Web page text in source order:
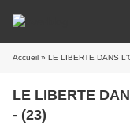
Accueil » LE LIBERTE DANS
LE LIBERTE
- (23)